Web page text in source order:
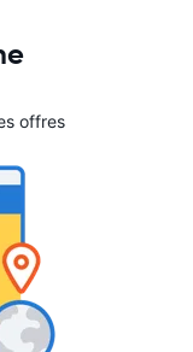
offres